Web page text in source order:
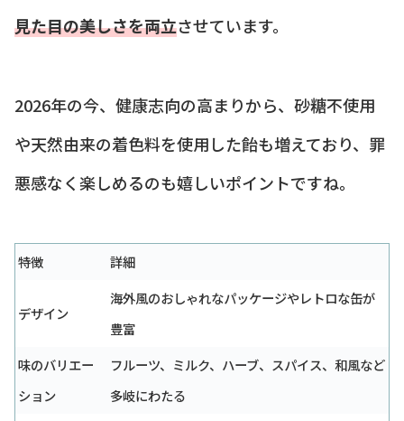
見た目の美しさを両立させています。
2026年の今、健康志向の高まりから、砂糖不使用
や天然由来の着色料を使用した飴も増えており、罪
悪感なく楽しめるのも嬉しいポイントですね。
特徴 詳細
デザイン
海外風のおしゃれなパッケージやレトロな缶が
豊富
味のバリエー
ション
フルーツ、ミルク、ハーブ、スパイス、和風など
多岐にわたる